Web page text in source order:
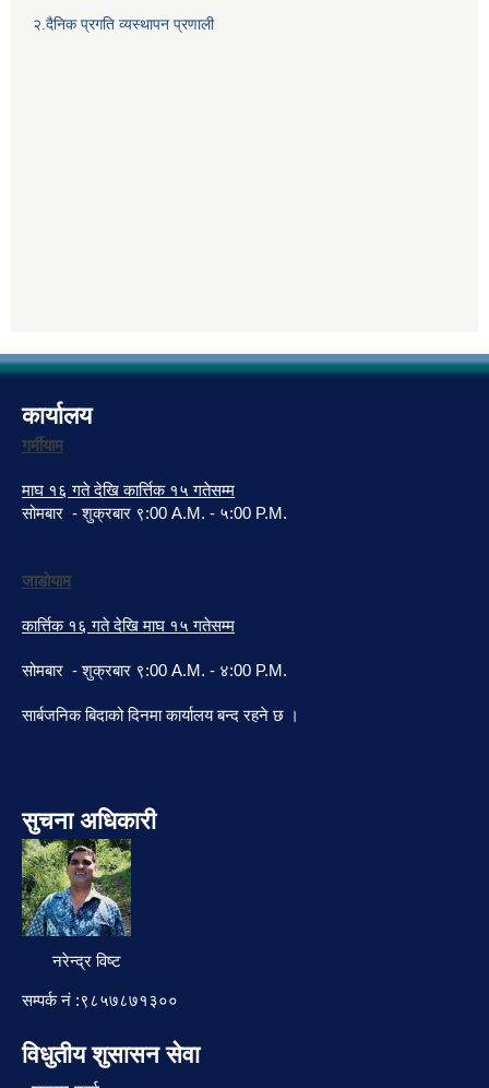
२.दैनिक प्रगति व्यस्थापन प्रणाली
कार्यालय
गर्मीयाम
माघ १६ गते देखि कार्त्तिक १५ गतेसम्म
सोमबार - शुक्रबार ९:00 A.M. - ५:00 P.M.
जाडोयाम
कार्त्तिक १६ गते देखि माघ १५ गतेसम्म
सोमबार - शुक्रबार ९:00 A.M. - ४:00 P.M.
सार्बजनिक बिदाको दिनमा कार्यालय बन्द रहने छ ।
सुचना अधिकारी
नरेन्द्र विष्ट
सम्पर्क नं :९८५७८७१३००
विधुतीय शुसासन सेवा